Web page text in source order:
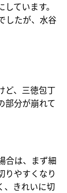
ています。
したが、水谷
ど、三徳包丁
部分が崩れて
合は、まず細
りやすくなり
、きれいに切